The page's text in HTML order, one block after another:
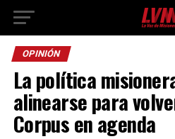
OPINIÓN
La política
alinearse para
Corpus en agenda